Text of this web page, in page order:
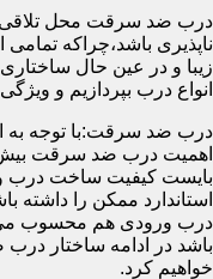
درب ضد سرقت محل تلاقی
ناپذیری باشد،چراکه
زیبا و در عین حال
انواع درب بپردازیم و
درب ضد سرقت:با توجه به
اهمیت درب ضد سرقت بیش
بایست کیفیت ساخت درب و
استاندارد ممکن را
درب ورودی هم محسوب می
باشد در ادامه ساختار
خواهیم کرد.